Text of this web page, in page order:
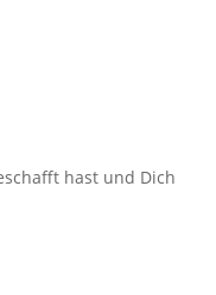
hast und Dich